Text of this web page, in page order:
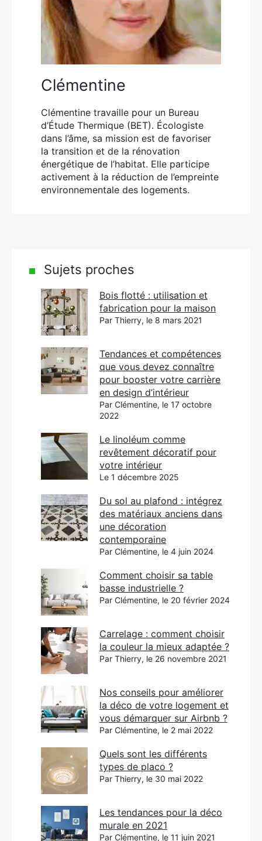
Clémentine
Clémentine travaille pour un Bureau
d’Étude Thermique (BET). Écologiste
dans l’âme, sa mission est de favoriser
la transition et de la rénovation
énergétique de l’habitat. Elle participe
activement à la réduction de l’empreinte
environnementale des logements.
Sujets proches
Bois flotté : utilisation et
fabrication pour la maison
Par Thierry, le 8 mars 2021
Tendances et compétences
que vous devez connaître
pour booster votre carrière
en design d’intérieur
Par Clémentine, le 17 octobre
2022
Le linoléum comme
revêtement décoratif pour
votre intérieur
Le 1 décembre 2025
Du sol au plafond : intégrez
des matériaux anciens dans
une décoration
contemporaine
Par Clémentine, le 4 juin 2024
Comment choisir sa table
basse industrielle ?
Par Clémentine, le 20 février 2024
Carrelage : comment choisir
la couleur la mieux adaptée ?
Par Thierry, le 26 novembre 2021
Nos conseils pour améliorer
la déco de votre logement et
vous démarquer sur Airbnb ?
Par Clémentine, le 2 mai 2022
Quels sont les différents
types de placo ?
Par Thierry, le 30 mai 2022
Les tendances pour la déco
murale en 2021
Par Clémentine, le 11 juin 2021